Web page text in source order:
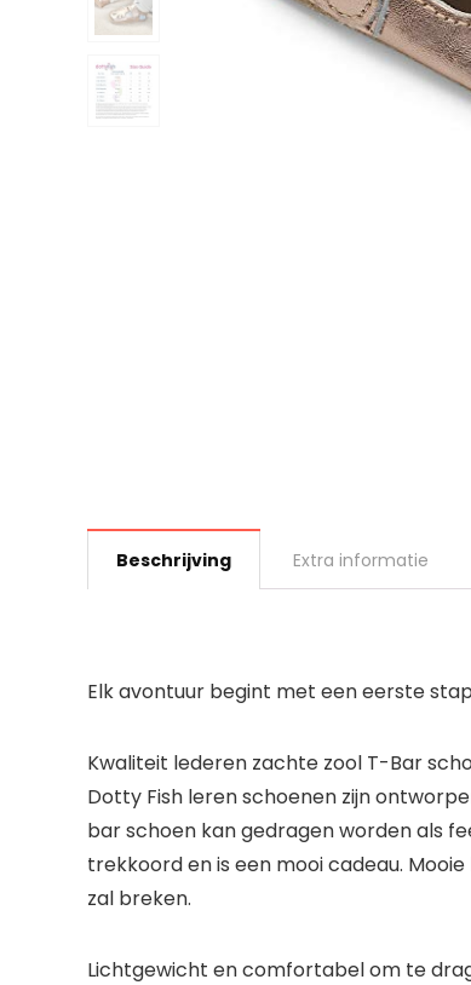
Beschrijving Extra informatie
Elk avontuur begint met een eerste
Kwaliteit lederen zachte zool T-Bar
Dotty Fish leren schoenen zijn
bar schoen kan gedragen worden als
trekkoord en is een mooi cadeau.
zal breken.
Lichtgewicht en comfortabel om te